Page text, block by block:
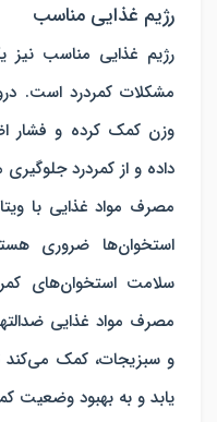
رژیم غذایی مناسب
رژیم غذایی مناسب نیز
مشکلات کمردرد است.
وزن کمک کرده و فشار
داده و از کمردرد
استخوان‌ها ضروری
سلامت استخوان‌های
مصرف مواد غذایی
و سبزیجات، کمک می‌کند
یابد و به بهبود وضعیت